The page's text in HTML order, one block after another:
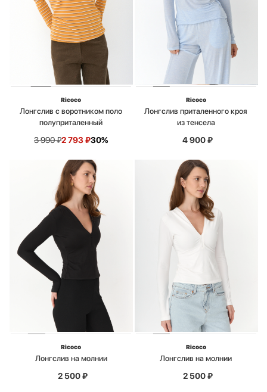
Ricoco
Лонгслив с воротником поло
полуприталенный
3 990₽2 793₽30%
Ricoco
Лонгслив приталенного кроя
из тенсела
4 900₽
Ricoco
Лонгслив на молнии
2 500₽
Ricoco
Лонгслив на молнии
2 500₽